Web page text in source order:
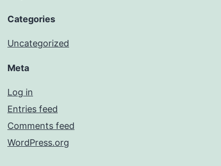
Categories
Uncategorized
Meta
Log in
Entries feed
Comments feed
WordPress.org